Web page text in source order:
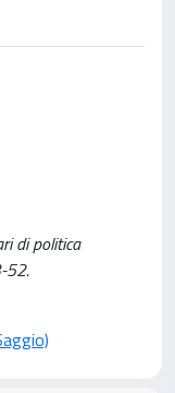
di politica
52.